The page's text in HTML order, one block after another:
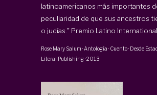
latinoamericanos más importantes
peculiaridad de que sus ancestros
o judías." Premio Latino
Rose Mary Salum · Antología · Cuento · Desde
Literal Publishing·2013